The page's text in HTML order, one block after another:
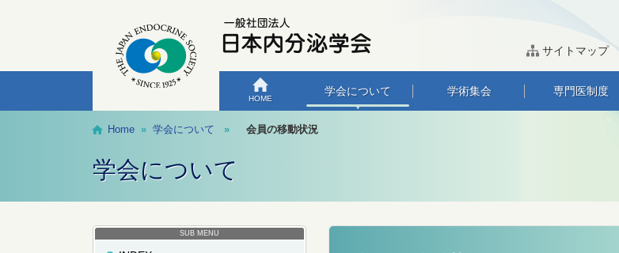
サイトマップ
HOME
学会について 学術集会 専門医制度
学会について
SUB MENU
Home » 学会について » 会員の移動状況